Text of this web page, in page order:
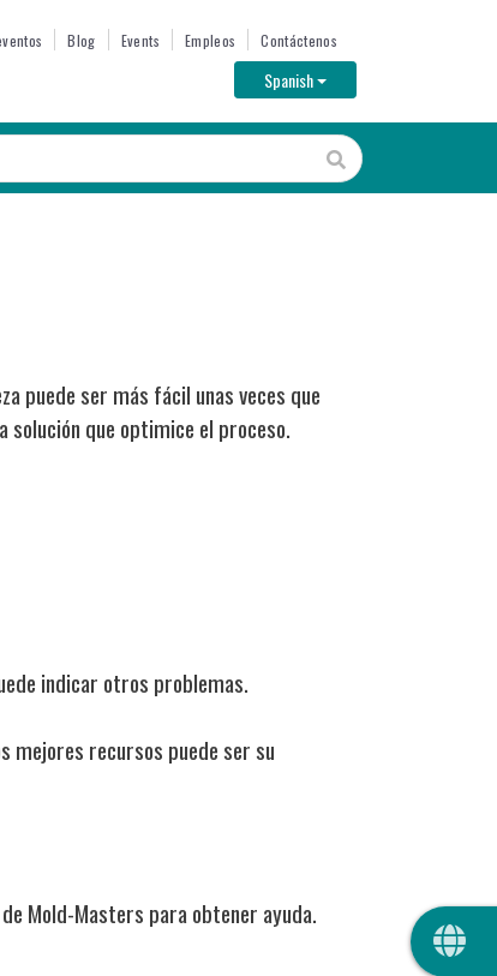
Blog Events Empleos Contáctenos
SpanishToggle Dropdown
puede ser más fácil unas veces que
que optimice el proceso.
indicar otros problemas.
mejores recursos puede ser su
Mold-Masters para obtener ayuda.